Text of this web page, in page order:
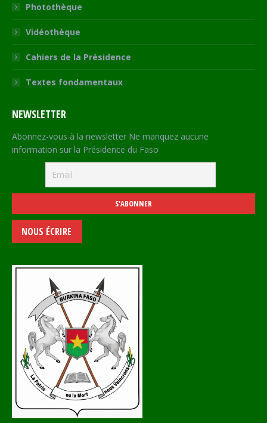
Photothèque
Vidéothèque
Cahiers de la Présidence
Textes fondamentaux
NEWSLETTER
Abonnez-vous à la newsletter Ne manquez aucune
information sur la Présidence du Faso
NOUS ÉCRIRE